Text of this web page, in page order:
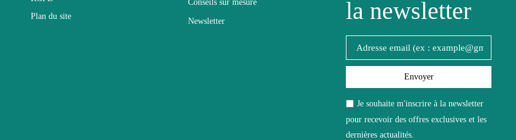
Panneaux de particules et MDF de première qualité
Plan du site
Conseils sur mesure
Newsletter
la newsletter
Envoyer
Je souhaite m'inscrire à la newsletter
pour recevoir des offres exclusives et les
dernières actualités.